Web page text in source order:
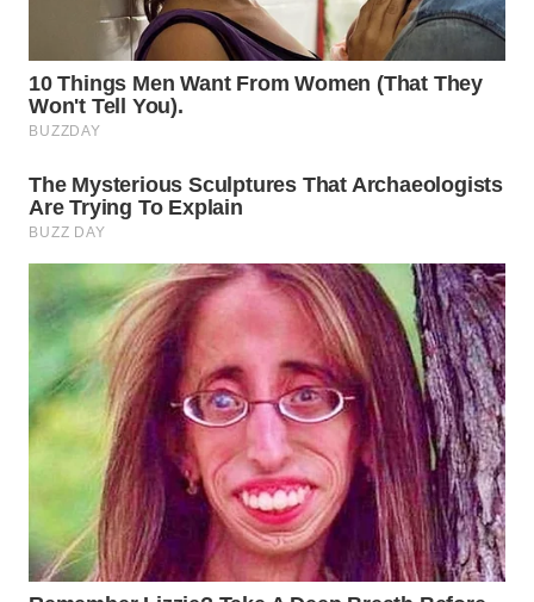
TV
WAHANANEWS
WAHANANEWS
WAHANANEWS
NET
WAHANA
SPORT
WAHANA
UMKM
WAHANA